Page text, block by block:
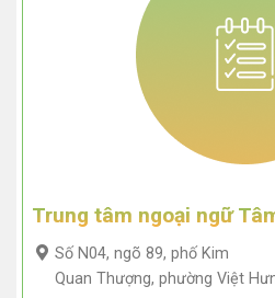
Trung tâm ngoại ngữ
Số N04, ngõ 89, phố Kim
Quan Thượng, phường Việt